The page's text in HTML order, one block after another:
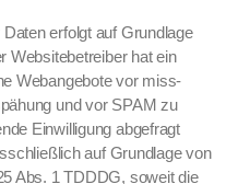
erfol­gt auf Grund­lage
Web­site­be­treiber hat ein
Webange­bote vor miss­
und vor SPAM zu
Ein­willi­gung abge­fragt
auf Grund­lage von
Abs. 1 TDDDG, soweit die